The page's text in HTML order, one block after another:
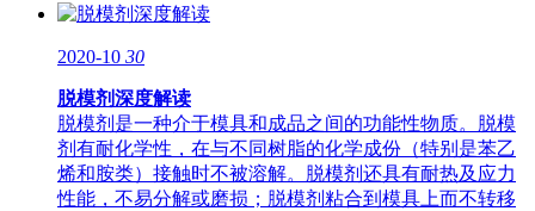
2020-10 30
脱模剂深度解读
脱模剂是一种介于模具和成品之间的功能性物质。脱模
剂有耐化学性，在与不同树脂的化学成份（特别是苯乙
烯和胺类）接触时不被溶解。脱模剂还具有耐热及应力
性能，不易分解或磨损；脱模剂粘合到模具上而不转移